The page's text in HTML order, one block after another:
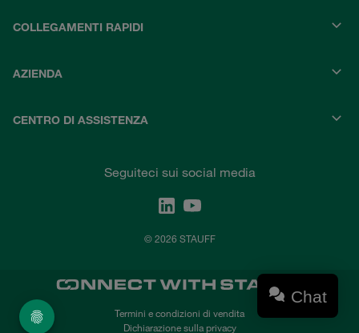
COLLEGAMENTI RAPIDI
AZIENDA
CENTRO DI ASSISTENZA
Seguiteci sui social media
© 2026 STAUFF
Termini e condizioni di vendita
Dichiarazione sulla privacy
Chat